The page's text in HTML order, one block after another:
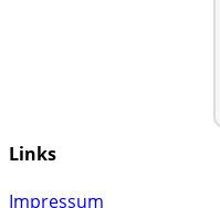
Links
Impressum